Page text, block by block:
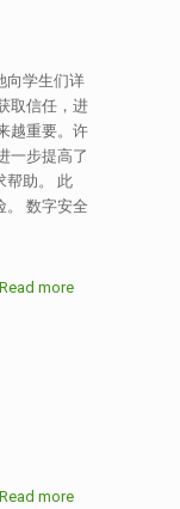
向学生们详
取信任，进
越重要。许
一步提高了
帮助。 此
。 数字安全
Read more
Read more